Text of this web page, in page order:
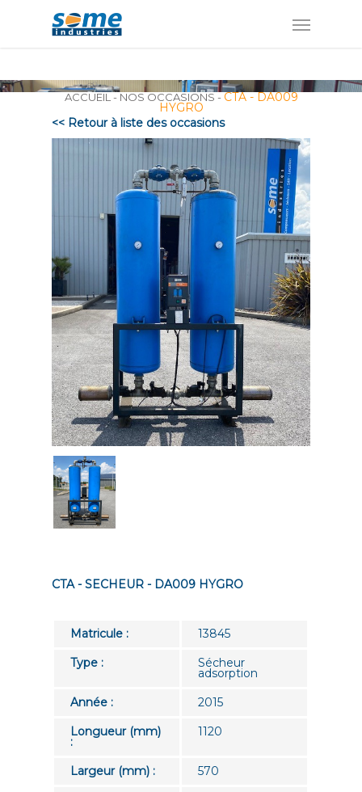
ACCUEIL - NOS OCCASIONS - CTA - DA009
HYGRO
<< Retour à liste des occasions
CTA - SECHEUR - DA009 HYGRO
Matricule :
13845
Type :
Sécheur
adsorption
Année :
2015
Longueur (mm)
:
1120
Largeur (mm) :
570